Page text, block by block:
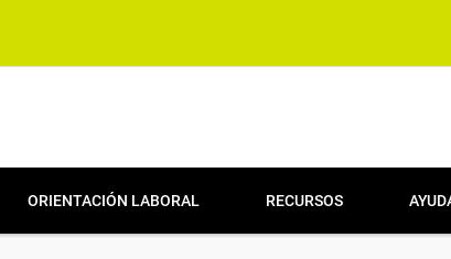
ORIENTACIÓN LABORAL RECURSOS